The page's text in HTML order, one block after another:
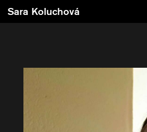
Sara Koluchová